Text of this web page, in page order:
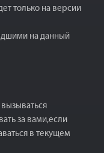
только на версии
на данный
за вами,если
в текущем